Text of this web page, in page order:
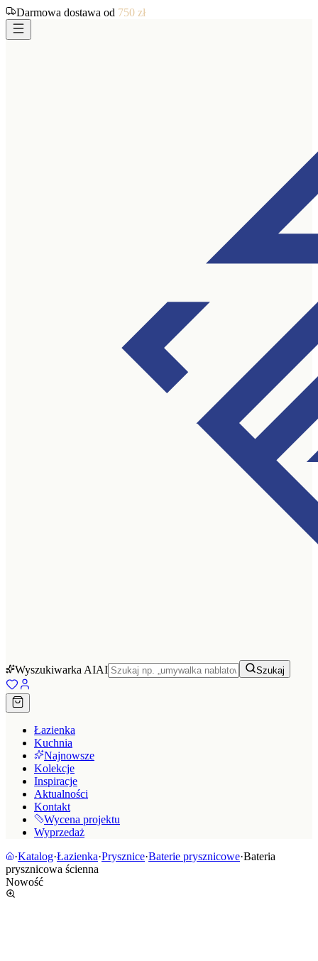
Darmowa dostawa od 750 zł
Wyszukiwarka AIAI Szukaj
Łazienka
Kuchnia
Najnowsze
Kolekcje
Inspiracje
Aktualności
Kontakt
Wycena projektu
Wyprzedaż
·Katalog·Łazienka·Prysznice·Baterie prysznicowe·Bateria
prysznicowa ścienna
Nowość